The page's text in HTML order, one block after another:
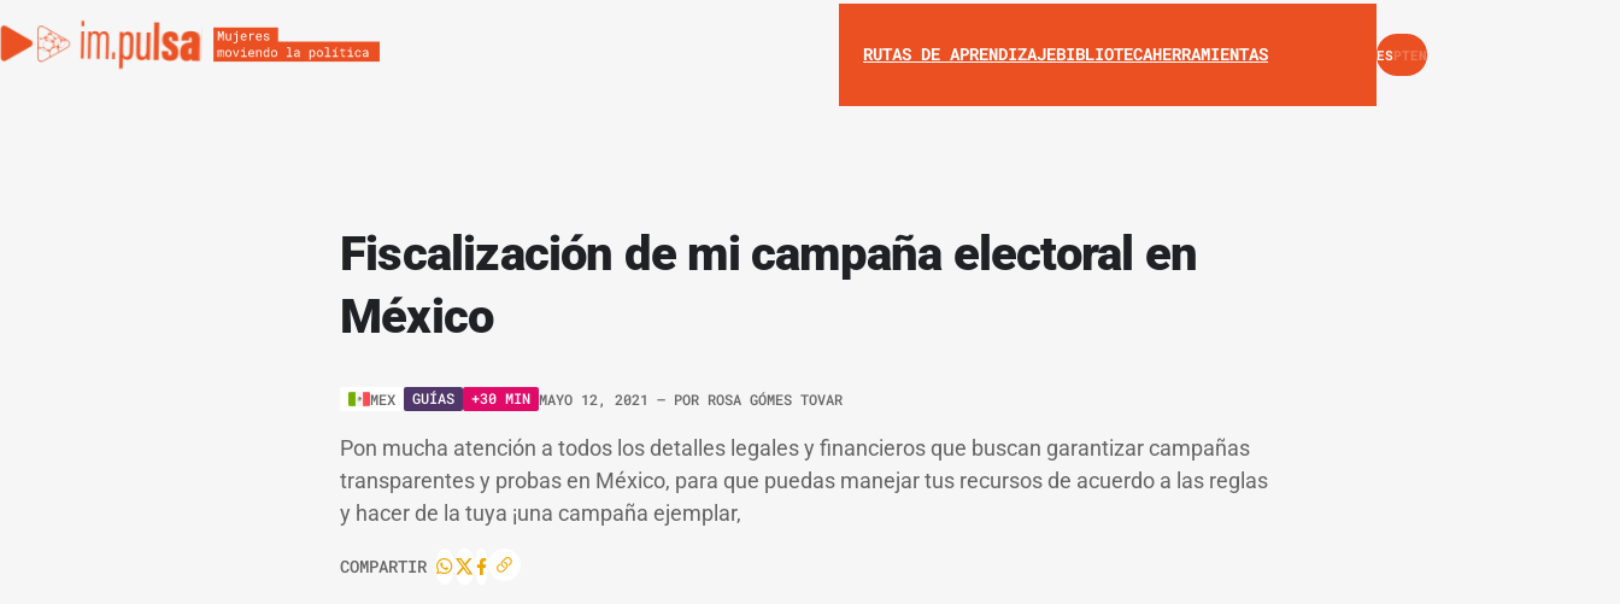
RUTAS DE APRENDIZAJEBIBLIOTECAHERRAMIENTAS INSTAGRAM
YOUTUBE
ESPTEN
Fiscalización de mi campaña electoral en
México
MEX GUÍAS +30 MIN MAYO 12, 2021 – POR ROSA GÓMES TOVAR
Pon mucha atención a todos los detalles legales y financieros que buscan garantizar campañas
transparentes y probas en México, para que puedas manejar tus recursos de acuerdo a las reglas
y hacer de la tuya ¡una campaña ejemplar,
COMPARTIR